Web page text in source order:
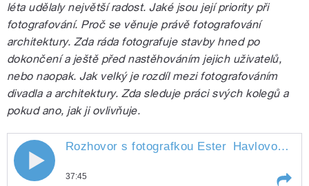
léta udělaly největší radost. Jaké jsou její priority při
fotografování. Proč se věnuje právě fotografování
architektury. Zda ráda fotografuje stavby hned po
dokončení a ještě před nastěhováním jejich uživatelů,
nebo naopak. Jak velký je rozdíl mezi fotografováním
divadla a architektury. Zda sleduje práci svých kolegů a
pokud ano, jak ji ovlivňuje.
Rozhovor s fotografkou Ester Havlovou
Rozhovor s fotografkou Ester Havlovou "
37:45